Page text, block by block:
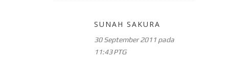
SUNAH SAKURA
30 September 2011 pada
11:43 PTG